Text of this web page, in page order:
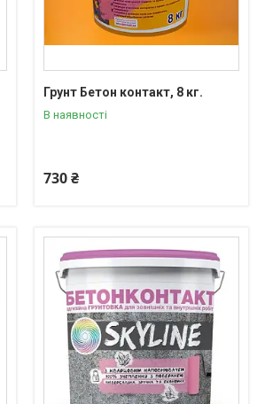
Грунт Бетон контакт, 8 кг.
В наявності
730 ₴